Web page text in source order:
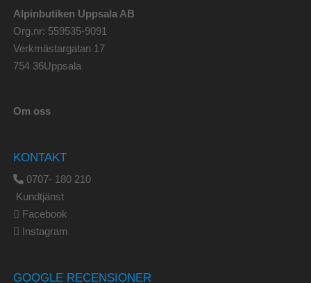
Alpinbutiken Uppsala AB
Org.nr: 559535-9091
Verkmästargatan 17
754 36Uppsala
Om oss
KONTAKT
0707- 180 210
Kundtjänst
Facebook
Instagram
GOOGLE RECENSIONER